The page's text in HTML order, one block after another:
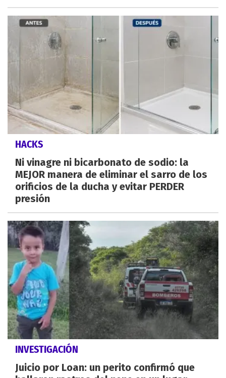
HACKS
Ni vinagre ni bicarbonato de sodio: la
MEJOR manera de eliminar el sarro de los
orificios de la ducha y evitar PERDER
presión
INVESTIGACIÓN
Juicio por Loan: un perito confirmó que